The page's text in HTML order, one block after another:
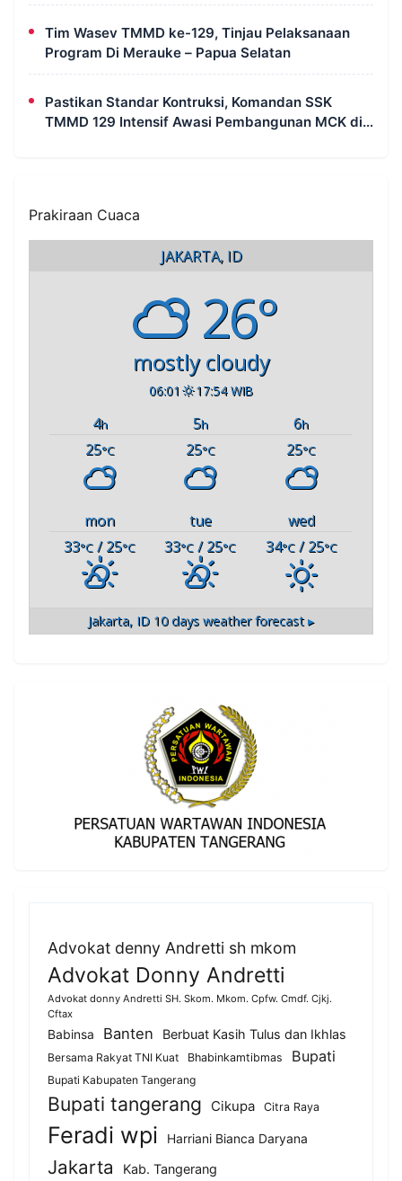
Tim Wasev TMMD ke-129, Tinjau Pelaksanaan
Program Di Merauke – Papua Selatan
Pastikan Standar Kontruksi, Komandan SSK
TMMD 129 Intensif Awasi Pembangunan MCK di
Prakiraan Cuaca
JAKARTA, ID
26°
mostly cloudy
06:01 17:54 WIB
4h 5h 6h
25°C 25°C 25°C
mon tue
wed
33°C / 25°C 33°C / 25°C 34°C/ 25°C
Jakarta, ID 10 days weather forecast ▸
Advokat denny Andretti sh mkom
Advokat Donny Andretti
Advokat donny Andretti SH. Skom. Mkom. Cpfw. Cmdf. Cjkj.
Cftax
Babinsa Banten Berbuat Kasih Tulus dan Ikhlas
Bersama Rakyat TNI Kuat Bhabinkamtibmas Bupati
Bupati Kabupaten Tangerang
Bupati tangerang Cikupa Citra Raya
Feradi wpi Harriani Bianca Daryana
Jakarta Kab. Tangerang